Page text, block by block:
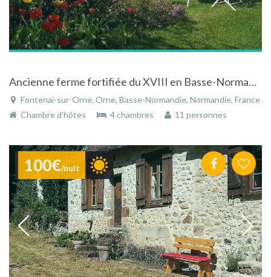
Ancienne ferme fortifiée du XVIII en Basse-Normandie nichée dans un parc arboré et fleuri
Fontenai-sur-Orne, Orne, Basse-Normandie, Normandie, France
Chambre d'hôtes
4 chambres 11 personnes
100€/nuit